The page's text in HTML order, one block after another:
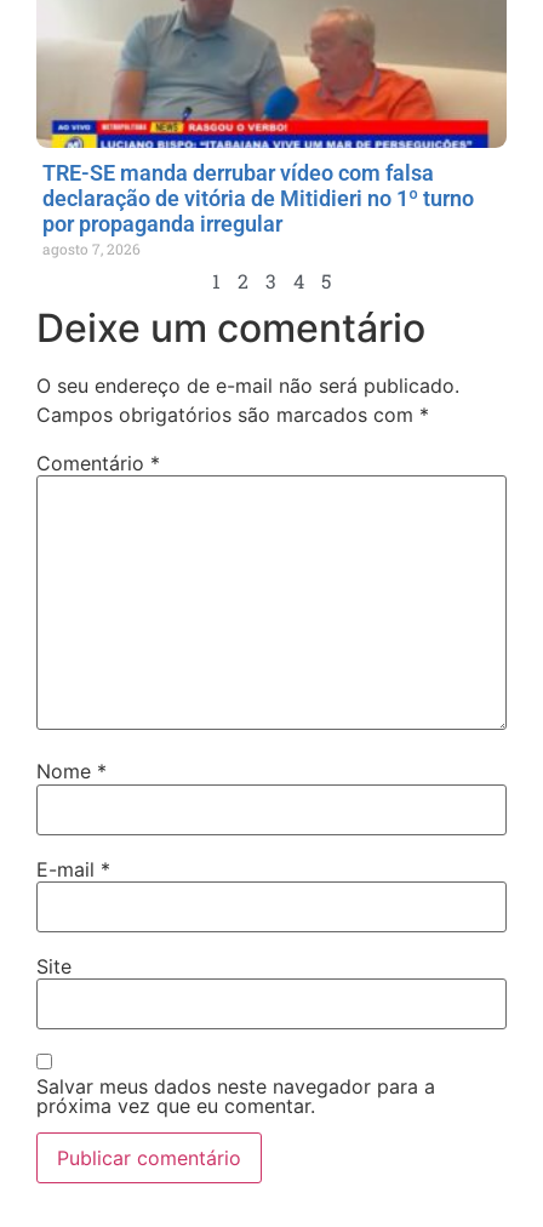
TRE-SE manda derrubar vídeo com falsa
declaração de vitória de Mitidieri no 1º turno
por propaganda irregular
agosto 7, 2026
1 2 3 4 5
Deixe um comentário
O seu endereço de e-mail não será publicado.
Campos obrigatórios são marcados com *
Comentário *
Nome *
E-mail *
Site
Salvar meus dados neste navegador para a
próxima vez que eu comentar.